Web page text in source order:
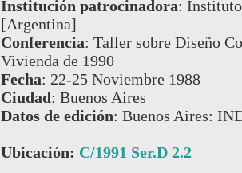
Institución patrocinadora:
[Argentina]
Conferencia: Taller sobre Diseño
Vivienda de 1990
Fecha: 22-25 Noviembre 1988
Ciudad: Buenos Aires
Datos de edición: Buenos Aires:
Ubicación: C/1991 Ser.D 2.2